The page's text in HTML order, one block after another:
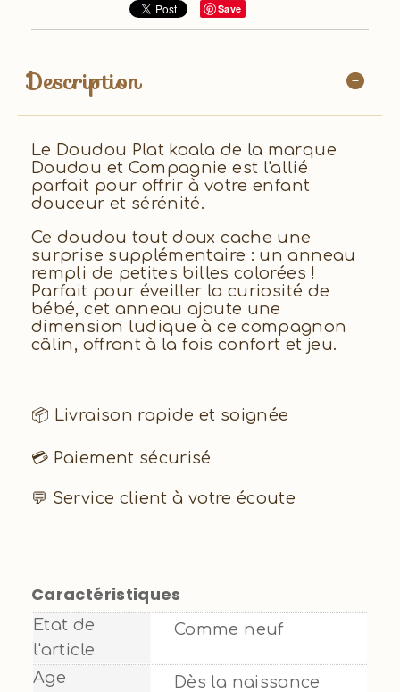
Save
Description
Le Doudou Plat koala de la marque
Doudou et Compagnie est l'allié
parfait pour offrir à votre enfant
douceur et sérénité.
Ce doudou tout doux cache une
surprise supplémentaire : un anneau
rempli de petites billes colorées !
Parfait pour éveiller la curiosité de
bébé, cet anneau ajoute une
dimension ludique à ce compagnon
câlin, offrant à la fois confort et jeu.
📦 Livraison rapide et soignée
💳 Paiement sécurisé
💬 Service client à votre écoute
Caractéristiques
Etat de
l'article
Comme neuf
Age Dès la naissance